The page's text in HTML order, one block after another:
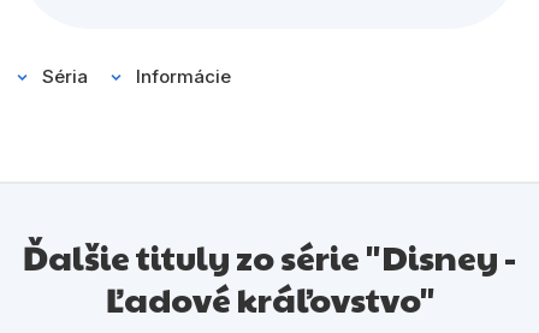
Séria Informácie
Ďalšie tituly zo série "Disney -
Ľadové kráľovstvo"